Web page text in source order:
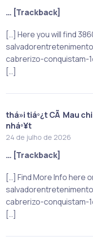
… [Trackback]
[…] Here you will find
cabrerizo-conquistam-
[…]
thá»i tiáº¿t CÃ Mau
nháº¥t
24 de julho de 2026
… [Trackback]
[…] Find More Info here
cabrerizo-conquistam-
[…]